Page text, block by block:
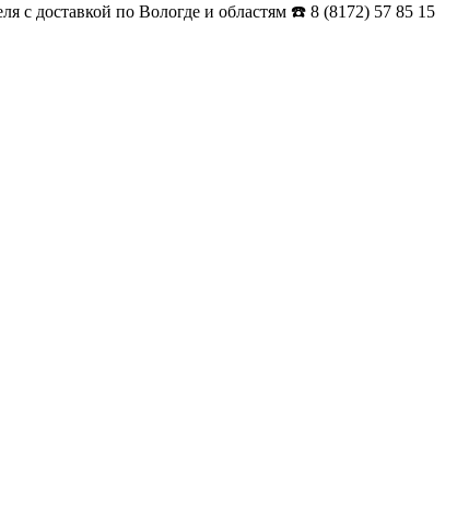
с доставкой по Вологде и областям ☎️ 8 (8172) 57 85 15